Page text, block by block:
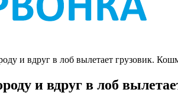
и вдруг в лоб вылетает грузовик.
и вдруг в лоб